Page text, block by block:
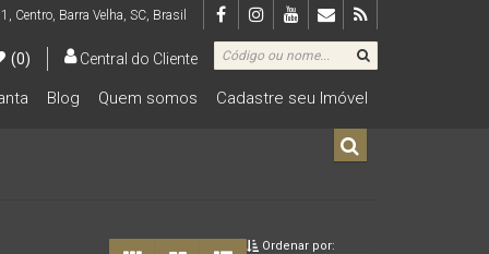
, Centro, Barra Velha, SC, Brasil
Central do Cliente
(0)
Cadastre seu Imóvel
Quem somos
Blog
Ordenar por: